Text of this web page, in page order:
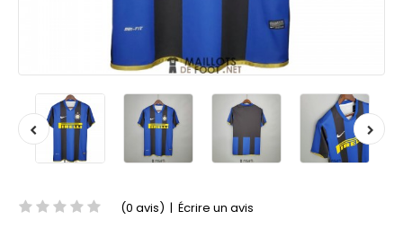
(0 avis) | Écrire un avis